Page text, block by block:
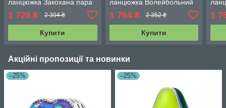
ланцюжка Закохана пара
1 728 ₴ 2 304 ₴
Купити
ланцюжка Волейбольний
1 764₴ 2 352 ₴
Купити
1
Акційні пропозиції та новинки
–25% –25%